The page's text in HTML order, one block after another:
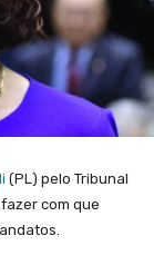
(PL) pelo Tribunal
com que